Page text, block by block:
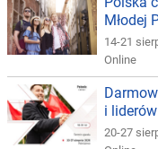
Młodej
14-21
Online
i
20-27